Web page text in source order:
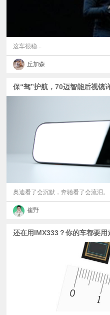
普
验
这车很稳...
丘加森
保“驾”护航，70迈智能后视镜
奥迪看了会沉默，奔驰看了会流泪。
崔野
还在用IMX333？你的车都要用